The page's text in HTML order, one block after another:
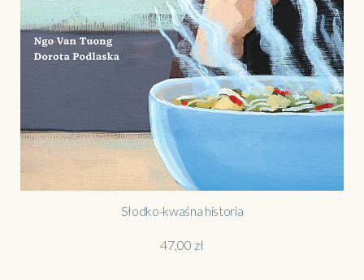
Słodko-kwaśna historia
47,00 zł